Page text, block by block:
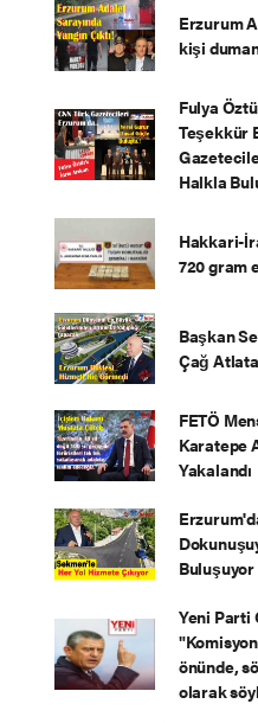
Erzurum
kişi
Fulya
Teşekkür
Halkla
Hakkari-
720 gram
Başkan
Çağ
FETÖ
Karatepe
Yakalandı
Buluşuyor
Yeni Parti
önünde,
olarak